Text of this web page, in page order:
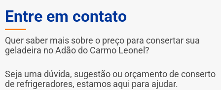
Entre em contato
Quer saber mais sobre o preço para consertar sua
geladeira no Adão do Carmo Leonel?
Seja uma dúvida, sugestão ou orçamento de conserto
de refrigeradores, estamos aqui para ajudar.